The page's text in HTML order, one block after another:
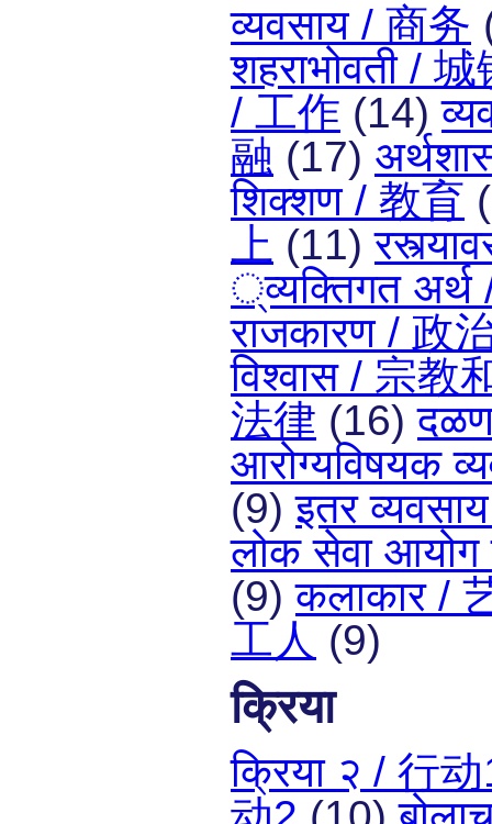
व्यवसाय / 商务
शहराभोवती /
/ 工作 (14)
融 (17)
शिक्शण / 教育
上 (11)
्व्यक्तिगत अर्थ
राजकारण / 政
विश्वास / 宗教
法律 (16)
आरोग्यविषयक
(9)इतर
लोक सेवा आयोग
(9)कलाकार /
工人 (9)
क्रिया
क्रिया २ / 行